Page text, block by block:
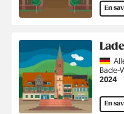
En
Région
Bade-
Année
2024
En